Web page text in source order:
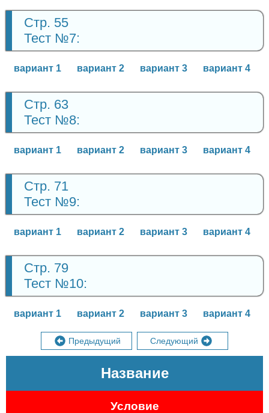
Стр. 55
Тест №7:
вариант 1 вариант 2 вариант 3 вариант 4
Стр. 63
Тест №8:
вариант 1 вариант 2 вариант 3 вариант 4
Стр. 71
Тест №9:
вариант 1 вариант 2 вариант 3 вариант 4
Стр. 79
Тест №10:
вариант 1 вариант 2 вариант 3 вариант 4
Предыдущий Следующий
Название
Условие